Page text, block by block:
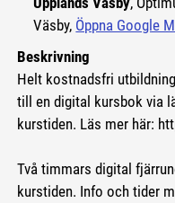
Väsby, Öppna Google
Beskrivning
Helt kostnadsfri
till en digital kursbok via
kurstiden. Läs mer här:
Två timmars digital
kurstiden. Info och tider